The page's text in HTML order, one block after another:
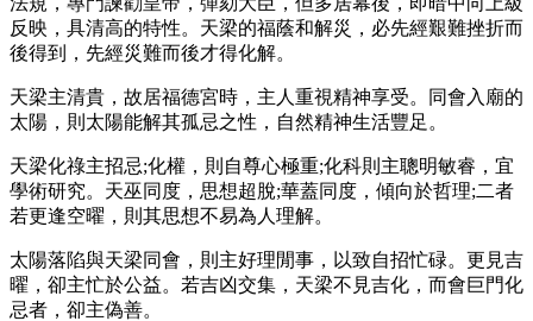
反映，具清高的特性。天梁的福蔭和解災，必先經艱難挫折而
後得到，先經災難而後才得化解。
天梁主清貴，故居福德宮時，主人重視精神享受。同會入廟的
太陽，則太陽能解其孤忌之性，自然精神生活豐足。
天梁化祿主招忌;化權，則自尊心極重;化科則主聰明敏睿，宜
學術研究。天巫同度，思想超脫;華蓋同度，傾向於哲理;二者
若更逢空曜，則其思想不易為人理解。
太陽落陷與天梁同會，則主好理閒事，以致自招忙碌。更見吉
曜，卻主忙於公益。若吉凶交集，天梁不見吉化，而會巨門化
忌者，卻主偽善。